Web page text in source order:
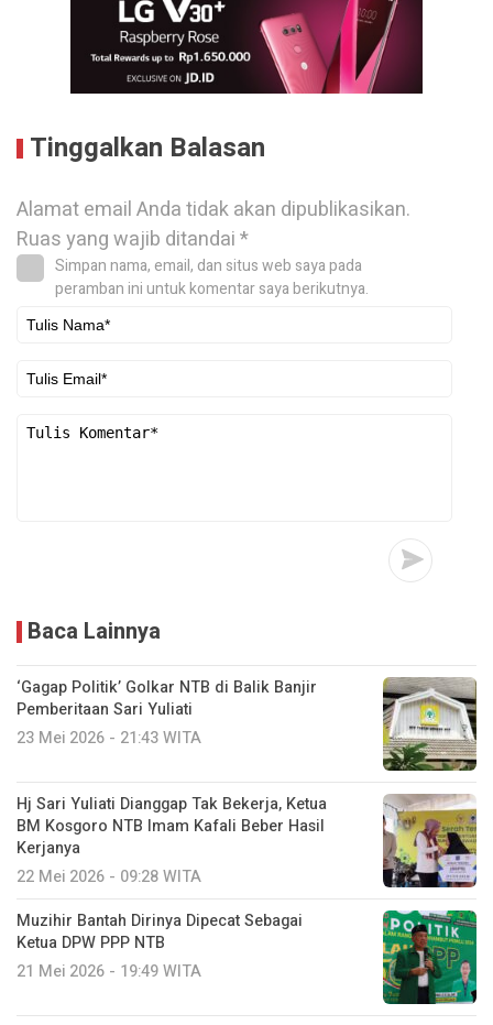
Tinggalkan Balasan
Alamat email Anda tidak akan dipublikasikan.
Ruas yang wajib ditandai*
Simpan nama, email, dan situs web saya pada
peramban ini untuk komentar saya berikutnya.
Baca Lainnya
‘Gagap Politik’ Golkar NTB di Balik Banjir
Pemberitaan Sari Yuliati
23 Mei 2026 - 21:43 WITA
Hj Sari Yuliati Dianggap Tak Bekerja, Ketua
BM Kosgoro NTB Imam Kafali Beber Hasil
Kerjanya
22 Mei 2026 - 09:28 WITA
Muzihir Bantah Dirinya Dipecat Sebagai
Ketua DPW PPP NTB
21 Mei 2026 - 19:49 WITA